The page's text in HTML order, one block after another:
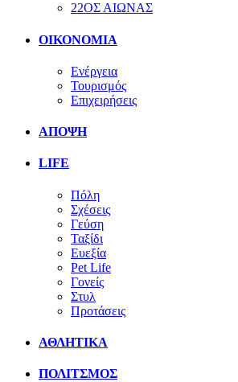
22ΟΣ ΑΙΩΝΑΣ
ΟΙΚΟΝΟΜΙΑ
Ενέργεια
Τουρισμός
Επιχειρήσεις
ΑΠΟΨΗ
LIFE
Πόλη
Σχέσεις
Γεύση
Ταξίδι
Ευεξία
Pet Life
Γονείς
Στυλ
Προτάσεις
ΑΘΛΗΤΙΚΑ
ΠΟΛΙΤΣΜΟΣ